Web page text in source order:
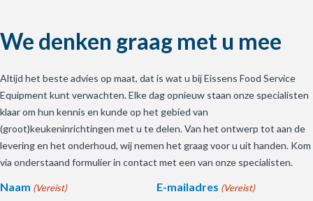
We denken graag met u mee
Altijd het beste advies op maat, dat is wat u bij Eissens Food Service
Equipment kunt verwachten. Elke dag opnieuw staan onze specialisten
klaar om hun kennis en kunde op het gebied van
(groot)keukeninrichtingen met u te delen. Van het ontwerp tot aan de
levering en het onderhoud, wij nemen het graag voor u uit handen. Kom
via onderstaand formulier in contact met een van onze specialisten.
Naam (Vereist) E-mailadres (Vereist)